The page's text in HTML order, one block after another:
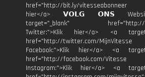
href="http://bit.ly/
hier</a> 𝗩𝗢𝗟𝗚 𝗢𝗡𝗦
target="_blank" href="http://
Twitter:">Klik hier</a> <a
href="http://twitter.com/MijnVitesse
Facebook:">Klik hier</a> <a
href="http://facebook.com/Vitesse
Instagram:">Klik hier</a> <a